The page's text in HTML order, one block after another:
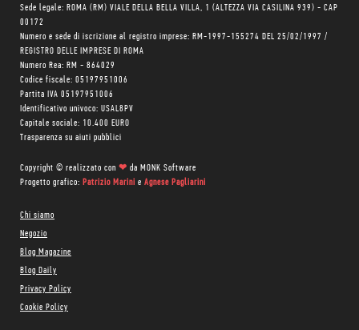
Sede legale: ROMA (RM) VIALE DELLA BELLA VILLA, 1 (ALTEZZA VIA CASILINA 939) - CAP
00172
Numero e sede di iscrizione al registro imprese: RM-1997-155274 DEL 25/02/1997 /
REGISTRO DELLE IMPRESE DI ROMA
Numero Rea: RM - 864029
Codice fiscale: 05197951006
Partita IVA 05197951006
Identificativo univoco: USAL8PV
Capitale sociale: 10.400 EURO
Trasparenza su aiuti pubblici
Copyright © realizzato con ❤ da MONK Software
Progetto grafico: Patrizio Marini e Agnese Pagliarini
Chi siamo
Negozio
Blog Magazine
Blog Daily
Privacy Policy
Cookie Policy